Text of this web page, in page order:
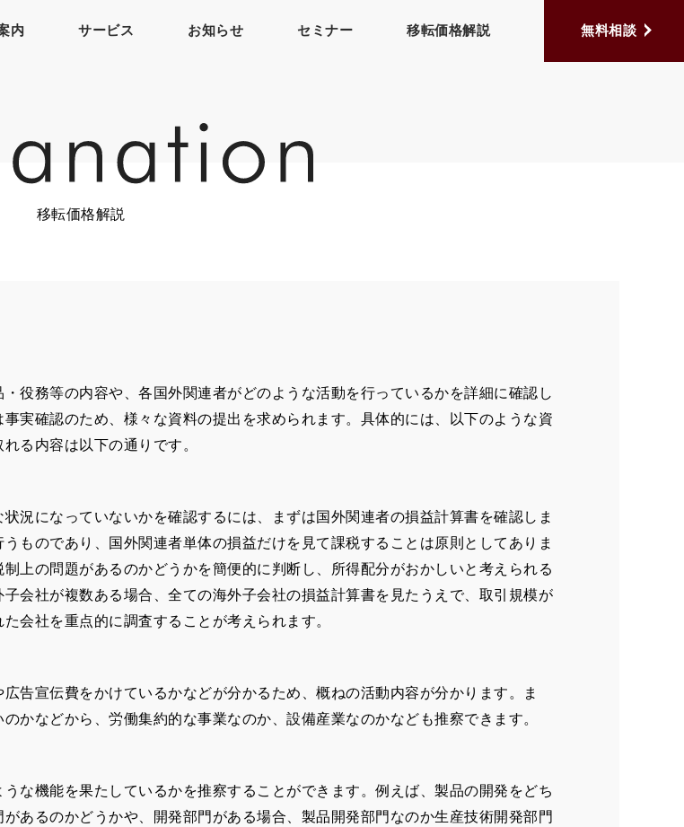
内 サービス お知らせ セミナー 移転価格解説 無料相談
移転価格解説
役務等の内容や、各国外関連者がどのような活動を行っているかを詳細に確認し
実確認のため、様々な資料の提出を求められます。具体的には、以下のような資
る内容は以下の通りです。
況になっていないかを確認するには、まずは国外関連者の損益計算書を確認しま
ものであり、国外関連者単体の損益だけを見て課税することは原則としてありま
上の問題があるのかどうかを簡便的に判断し、所得配分がおかしいと考えられる
会社が複数ある場合、全ての海外子会社の損益計算書を見たうえで、取引規模が
会社を重点的に調査することが考えられます。
告宣伝費をかけているかなどが分かるため、概ねの活動内容が分かります。ま
かなどから、労働集約的な事業なのか、設備産業なのかなども推察できます。
な機能を果たしているかを推察することができます。例えば、製品の開発をどち
あるのかどうかや、開発部門がある場合、製品開発部門なのか生産技術開発部門